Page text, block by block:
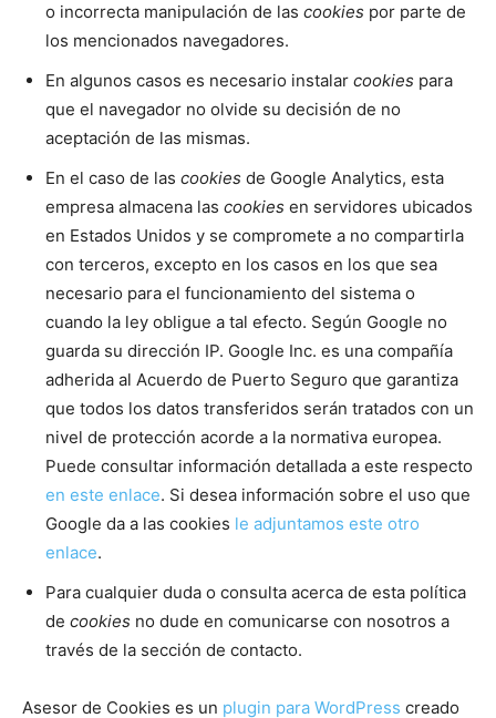
o incorrecta manipulación de las cookies por parte de
los mencionados navegadores.
En algunos casos es necesario instalar cookies para
que el navegador no olvide su decisión de no
aceptación de las mismas.
En el caso de las cookies de Google Analytics, esta
empresa almacena las cookies en servidores ubicados
en Estados Unidos y se compromete a no compartirla
con terceros, excepto en los casos en los que sea
necesario para el funcionamiento del sistema o
cuando la ley obligue a tal efecto. Según Google no
guarda su dirección IP. Google Inc. es una compañía
adherida al Acuerdo de Puerto Seguro que garantiza
que todos los datos transferidos serán tratados con un
nivel de protección acorde a la normativa europea.
Puede consultar información detallada a este respecto
en este enlace. Si desea información sobre el uso que
Google da a las cookies le adjuntamos este otro
enlace.
Para cualquier duda o consulta acerca de esta política
de cookies no dude en comunicarse con nosotros a
través de la sección de contacto.
Asesor de Cookies es un plugin para WordPress creado